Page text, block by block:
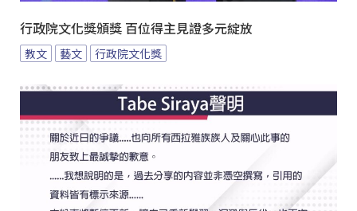
行政院文化獎頒獎 百位得主見證多元綻放
教文 藝文 行政院文化獎